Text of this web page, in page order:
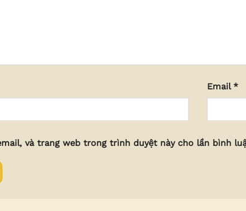
Email*
và trang web trong trình duyệt này cho lần bình